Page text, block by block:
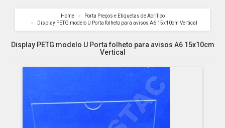
Home
Porta Preços e Etiquetas de Acrílico
Display PETG modelo U Porta folheto para avisos A6 15x10cm Vertical
Display PETG modelo U Porta folheto para avisos A6 15x10cm
Vertical